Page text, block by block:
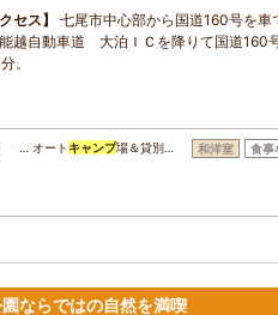
セス
七尾市中心部から国道160号を車
越自動車道 大泊ＩＣを降りて国道160
。
… オート キャンプ場＆貸別… 和洋室 食事
ならではの自然を満喫